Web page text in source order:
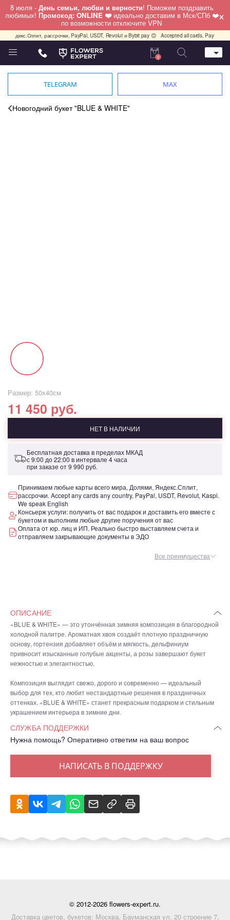
8 июля - День семьи, любви и верности! Поможем поздравить
любимых! Промокод: ONLINE ❤️ идеально доставим в Мск/СПб ❤️
по возможности отключите VPN ×
рассрочки, PayPal, USDT, Revolut и Bybit pay 😊 Accepted all cards, PayPal,
Телефон
+7 (495) 982-55-05
0
TELEGRAM MAX
Новогодний букет "BLUE & WHITE"
Размер: 50х40см
11 450 руб.
НЕТ В НАЛИЧИИ
Бесплатная доставка в пределах МКАД
с 9:00 до 22:00 в интервале 4 часа
при заказе от9 990 руб.
Принимаем любые карты всего мира, Долями, Яндекс.Сплит,
рассрочки. Accept any cards any country, PayPal, USDT, Revolut, Kaspi.
We speak English
Консьерж услуги: получить от вас подарок и доставить его вместе с
букетом и выполним любые другие поручения от вас
Оплата от юр. лиц и ИП. Реально быстро выставляем счета и
отправляем закрывающие документы в ЭДО
Все преимущества
ОПИСАНИЕ
«BLUE & WHITE» — это утончённая зимняя композиция в благородной
холодной палитре. Ароматная хвоя создаёт плотную праздничную
основу, гортензия добавляет объём и мягкость, дельфиниум
привносит изысканные голубые акценты, а розы завершают букет
нежностью и элегантностью.
Композиция выглядит свежо, дорого и современно — идеальный
выбор для тех, кто любит нестандартные решения в праздничных
оттенках. «BLUE & WHITE» станет прекрасным подарком и стильным
украшением интерьера в зимние дни.
СЛУЖБА ПОДДЕРЖКИ
Нужна помощь? Оперативно ответим на ваш вопрос
НАПИСАТЬ В ПОДДЕРЖКУ
© 2012-2026 flowers-expert.ru.
Доставка цветов, букетов: Москва, Бауманская ул. 20 строение 7,